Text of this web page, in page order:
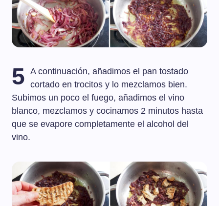
5
A continuación, añadimos el pan tostado
cortado en trocitos y lo mezclamos bien.
Subimos un poco el fuego, añadimos el vino
blanco, mezclamos y cocinamos 2 minutos hasta
que se evapore completamente el alcohol del
vino.